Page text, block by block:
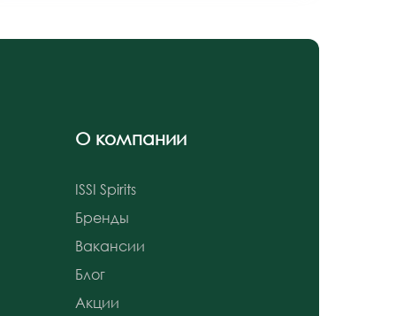
О компании
ISSI Spirits
Бренды
Вакансии
Блог
Акции